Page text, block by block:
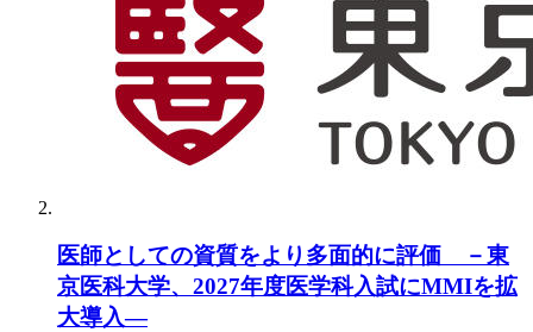
医師としての資質をより多面的に評価 －東
京医科大学、2027年度医学科入試にMMIを拡
大導入―